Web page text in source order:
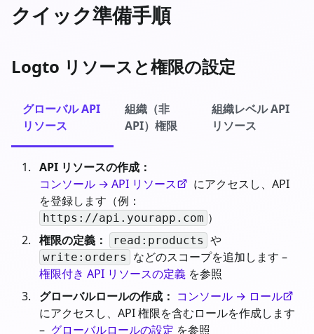
クイック準備手順
Logto リソースと権限の設定
グローバル API
リソース
組織（非
API）権限
組織レベル API
リソース
API リソースの作成：
コンソール → API リソース
にアクセスし、API
を登録します（例：
https://api.yourapp.com ）
権限の定義：
read:products や
write:orders
などのスコープを追加します –
権限付き API リソースの定義 を参照
グローバルロールの作成： コンソール → ロール
にアクセスし、API 権限を含むロールを作成します
– グローバルロールの設定 を参照